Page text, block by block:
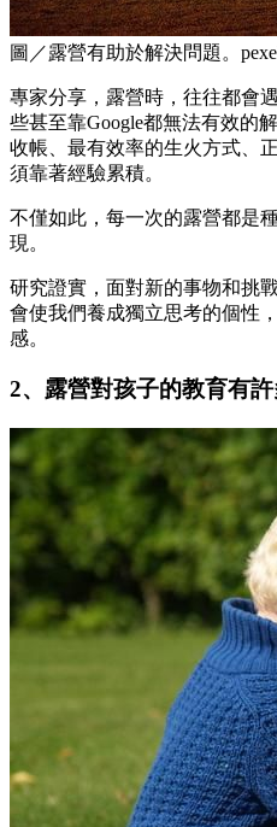
圖／露營有助於解決問題。
專家分享，露營時，往往都會
些甚至靠Google都無法有效的
收帳、最有效率的生火方式、
須靠著經驗累積。
不僅如此，每一次的露營都是
現。
研究證實，面對新的事物和挑
會使我們養成獨立思考的個性
感。
2、露營對孩子的教育有